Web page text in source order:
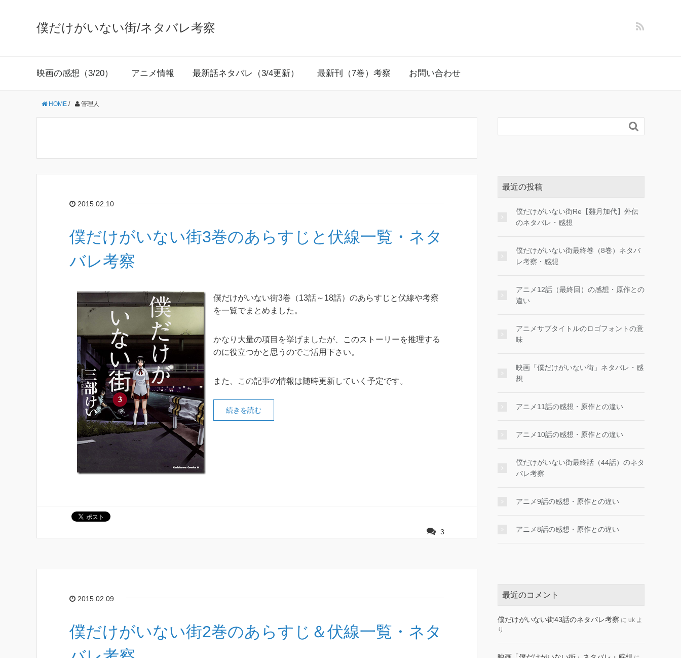
僕だけがいない街/ネタバレ考察
映画の感想（3/20） アニメ情報 最新話ネタバレ（3/4更新） 最新刊（7巻）考察 お問い合わせ
HOME / 管理人
2015.02.10
僕だけがいない街3巻のあらすじと伏線一覧・ネタ
バレ考察
僕だけがいない街3巻（13話～18話）のあらすじと伏線や考察
を一覧でまとめました。
かなり大量の項目を挙げましたが、このストーリーを推理する
のに役立つかと思うのでご活用下さい。
また、この記事の情報は随時更新していく予定です。
続きを読む
3
2015.02.09
僕だけがいない街2巻のあらすじ＆伏線一覧・ネタ

最近の投稿
僕だけがいない街Re【雛月加代】外伝
のネタバレ・感想
僕だけがいない街最終巻（8巻）ネタバ
レ考察・感想
アニメ12話（最終回）の感想・原作との
違い
アニメサブタイトルのロゴフォントの意
味
映画「僕だけがいない街」ネタバレ・感
想
アニメ11話の感想・原作との違い
アニメ10話の感想・原作との違い
僕だけがいない街最終話（44話）のネタ
バレ考察
アニメ9話の感想・原作との違い
アニメ8話の感想・原作との違い
最近のコメント
僕だけがいない街43話のネタバレ考察 に uk よ
り